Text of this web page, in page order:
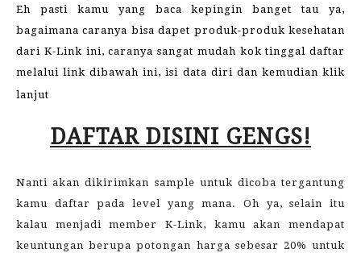
Eh pasti kamu yang baca kepingin banget tau ya,
bagaimana caranya bisa dapet produk-produk kesehatan
dari K-Link ini, caranya sangat mudah kok tinggal daftar
melalui link dibawah ini, isi data diri dan kemudian klik
lanjut
DAFTAR DISINI GENGS!
Nanti akan dikirimkan sample untuk dicoba tergantung
kamu daftar pada level yang mana. Oh ya, selain itu
kalau menjadi member K-Link, kamu akan mendapat
keuntungan berupa potongan harga sebesar 20% untuk